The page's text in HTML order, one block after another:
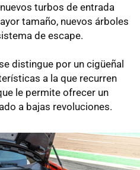
turbos de entrada
tamaño, nuevos árboles
de escape.
distingue por un cigüeñal
a la que recurren
le permite ofrecer un
a bajas revoluciones.